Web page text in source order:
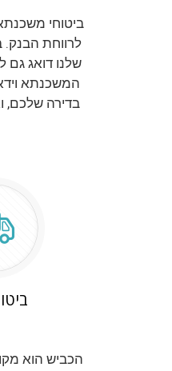
ביטוחי
לרווחת
שלנו דואג
המשכנתא
בדירה שלכם,
הכביש הוא